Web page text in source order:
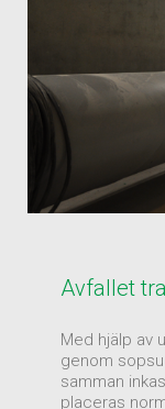
Avfallet
Med hjälp av
genom
samman
placeras